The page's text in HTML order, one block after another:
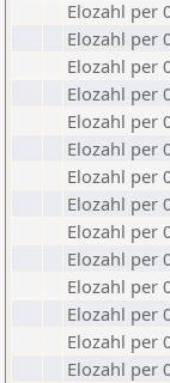
Elozahl per
Elozahl per
Elozahl per
Elozahl per
Elozahl per
Elozahl per
Elozahl per
Elozahl per
Elozahl per
Elozahl per
Elozahl per
Elozahl per
Elozahl per
Elozahl per